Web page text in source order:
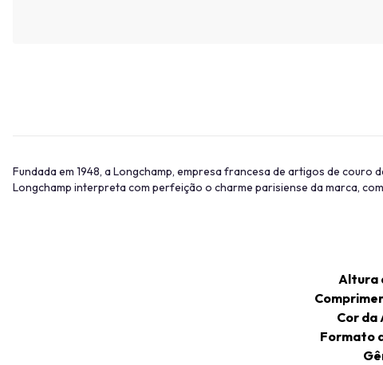
Fundada em 1948, a Longchamp, empresa francesa de artigos de
Longchamp interpreta com perfeição o charme parisiense da marca,
Altura
Cor da
Formato